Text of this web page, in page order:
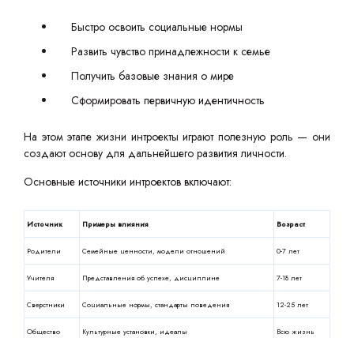
Быстро освоить социальные нормы
Развить чувство принадлежности к семье
Получить базовые знания о мире
Сформировать первичную идентичность
На этом этапе жизни интроекты играют полезную роль — они
создают основу для дальнейшего развития личности.
Основные источники интроектов включают:
Источник Примеры влияния Возраст
Родители Семейные ценности, модели отношений 0-7 лет
Учителя Представления об успехе, дисциплине 7-18 лет
Сверстники Социальные нормы, стандарты поведения 12-25 лет
Общество Культурные установки, идеалы Всю жизнь